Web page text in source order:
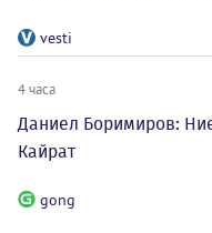
vesti
4 часа
Даниел Боримиров:
Кайрат
gong